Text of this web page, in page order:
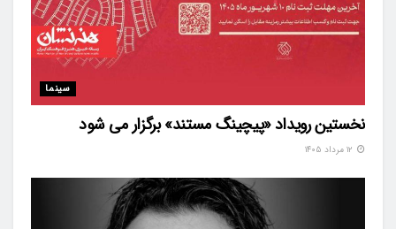
سینما
نخستین رویداد «پیچینگ مستند» برگزار می شود